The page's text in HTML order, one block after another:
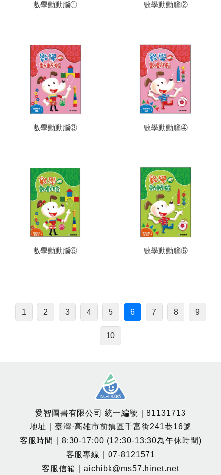
數學動動腦① 數學動動腦②
數學動動腦③ 數學動動腦④
數學動動腦⑤ 數學動動腦⑥
1 2 3 4 5 6 7 8 9
10
愛智圖書有限公司 統一編號｜81131713
地址｜臺灣·高雄市前鎮區千富街241巷16號
客服時間｜8:30-17:00 (12:30-13:30為午休時間)
客服專線｜07-8121571
客服信箱｜aichibk@ms57.hinet.net